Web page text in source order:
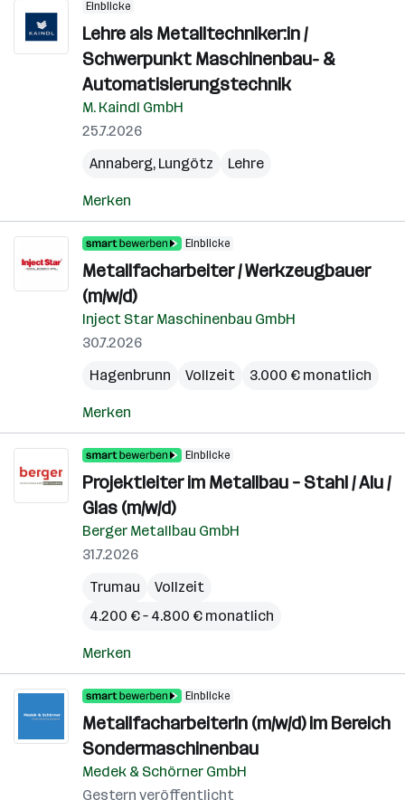
Einblicke
Lehre als Metalltechniker:in /
Schwerpunkt Maschinenbau- &
Automatisierungstechnik
M. Kaindl GmbH
25.7.2026
Annaberg, Lungötz Lehre
Merken
Einblicke
Metallfacharbeiter / Werkzeugbauer
(m/w/d)
Inject Star Maschinenbau GmbH
30.7.2026
Hagenbrunn
Vollzeit 3.000 € monatlich
Merken
Einblicke
Projektleiter im Metallbau – Stahl / Alu /
Glas (m/w/d)
Berger Metallbau GmbH
31.7.2026
Trumau
Vollzeit
4.200 € – 4.800 € monatlich
Merken
Einblicke
MetallfacharbeiterIn (m/w/d) im Bereich
Sondermaschinenbau
Medek & Schörner GmbH
Gestern veröffentlicht